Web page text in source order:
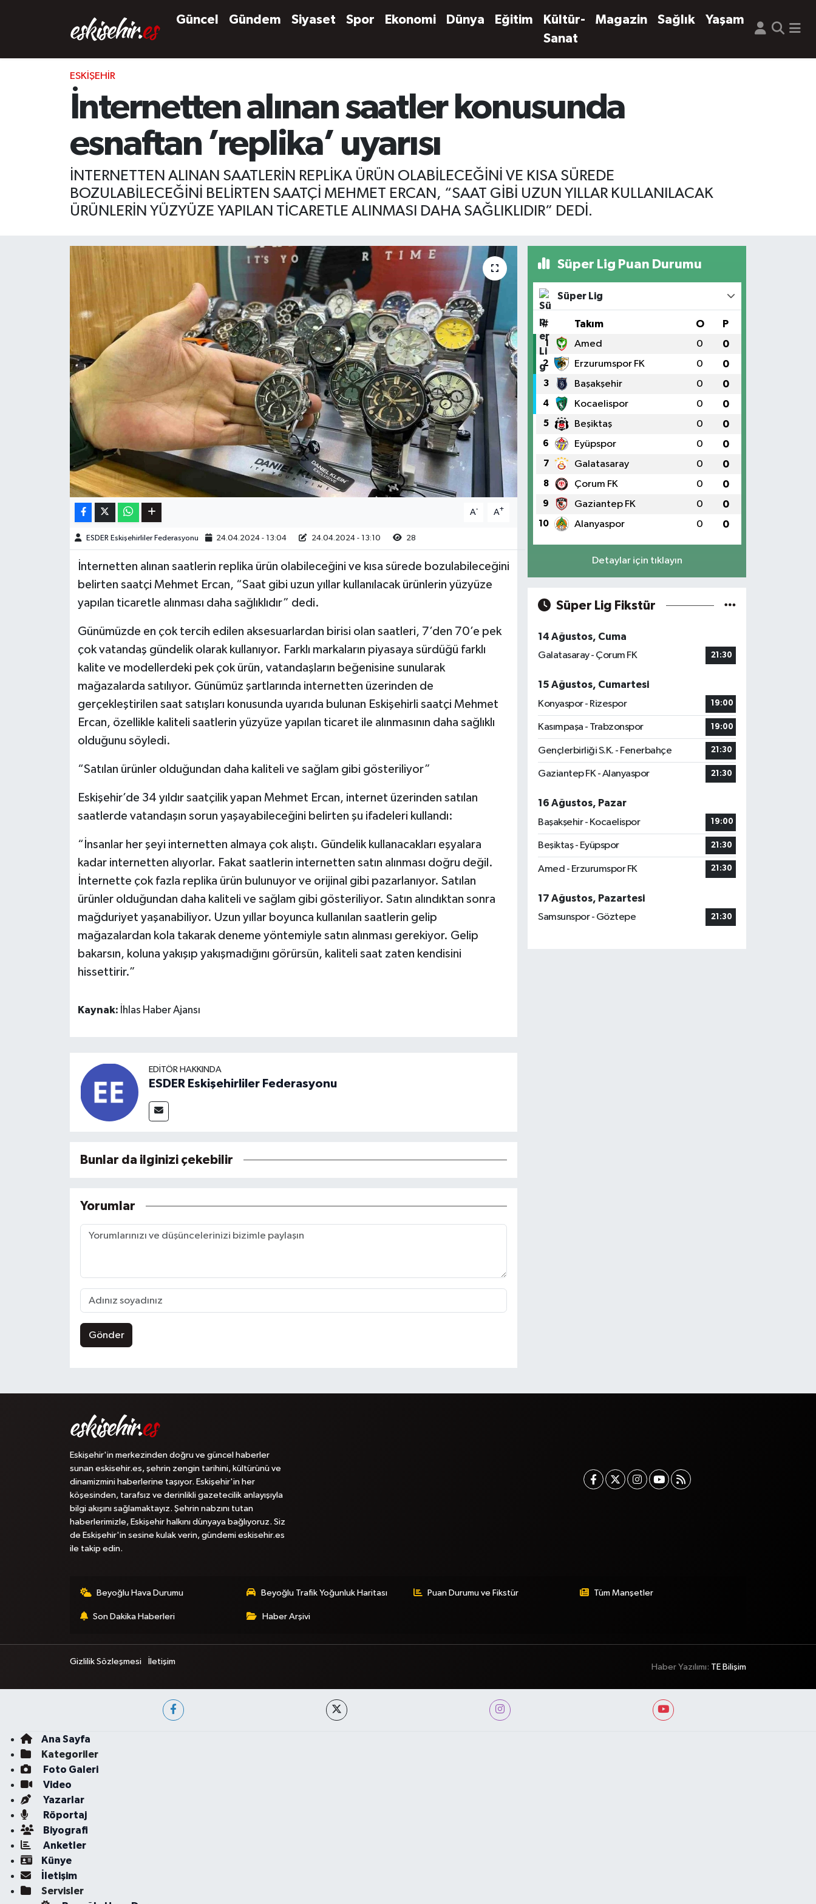
Güncel Gündem Siyaset Spor Ekonomi Dünya Eğitim
Kültür-
Sanat
Magazin Sağlık Yaşam
ESKIŞEHIR
İnternetten alınan saatler konusunda
esnaftan ’replika’ uyarısı
İNTERNETTEN ALINAN SAATLERİN REPLİKA ÜRÜN OLABİLECEĞİNİ VE KISA SÜREDE
BOZULABİLECEĞİNİ BELİRTEN SAATÇİ MEHMET ERCAN, “SAAT GİBİ UZUN YILLAR KULLANILACAK
ÜRÜNLERİN YÜZYÜZE YAPILAN TİCARETLE ALINMASI DAHA SAĞLIKLIDIR” DEDİ.
A- A+
ESDER Eskişehirliler Federasyonu 24.04.2024 - 13:04 24.04.2024 - 13:10 28
İnternetten alınan saatlerin replika ürün olabileceğini ve kısa sürede bozulabileceğini
belirten saatçi Mehmet Ercan, “Saat gibi uzun yıllar kullanılacak ürünlerin yüzyüze
yapılan ticaretle alınması daha sağlıklıdır” dedi.
Günümüzde en çok tercih edilen aksesuarlardan birisi olan saatleri, 7’den 70’e pek
çok vatandaş gündelik olarak kullanıyor. Farklı markaların piyasaya sürdüğü farklı
kalite ve modellerdeki pek çok ürün, vatandaşların beğenisine sunularak
mağazalarda satılıyor. Günümüz şartlarında internetten üzerinden de
gerçekleştirilen saat satışları konusunda uyarıda bulunan Eskişehirli saatçi Mehmet
Ercan, özellikle kaliteli saatlerin yüzyüze yapılan ticaret ile alınmasının daha sağlıklı
olduğunu söyledi.
“Satılan ürünler olduğundan daha kaliteli ve sağlam gibi gösteriliyor”
Eskişehir’de 34 yıldır saatçilik yapan Mehmet Ercan, internet üzerinden satılan
saatlerde vatandaşın sorun yaşayabileceğini belirten şu ifadeleri kullandı:
“İnsanlar her şeyi internetten almaya çok alıştı. Gündelik kullanacakları eşyalara
kadar internetten alıyorlar. Fakat saatlerin internetten satın alınması doğru değil.
İnternette çok fazla replika ürün bulunuyor ve orijinal gibi pazarlanıyor. Satılan
ürünler olduğundan daha kaliteli ve sağlam gibi gösteriliyor. Satın alındıktan sonra
mağduriyet yaşanabiliyor. Uzun yıllar boyunca kullanılan saatlerin gelip
mağazalardan kola takarak deneme yöntemiyle satın alınması gerekiyor. Gelip
bakarsın, koluna yakışıp yakışmadığını görürsün, kaliteli saat zaten kendisini
hissettirir.”
Kaynak: İhlas Haber Ajansı
EDITÖR HAKKINDA
ESDER Eskişehirliler Federasyonu
Bunlar da ilginizi çekebilir
Yorumlar
Gönder
Süper Lig Puan Durumu
Süper Lig
# Takım O P
1 Amed 0 0
2 Erzurumspor FK 0 0
3 Başakşehir 0 0
4 Kocaelispor 0 0
5 Beşiktaş 0 0
6 Eyüpspor 0 0
7 Galatasaray 0 0
8 Çorum FK 0 0
9 Gaziantep FK 0 0
10 Alanyaspor 0 0
Detaylar için tıklayın
Süper Lig Fikstür
14 Ağustos, Cuma
Galatasaray - Çorum FK
21:30
15 Ağustos, Cumartesi
Konyaspor - Rizespor
19:00
Kasımpaşa - Trabzonspor 19:00
Gençlerbirliği S.K. - Fenerbahçe 21:30
Gaziantep FK - Alanyaspor 21:30
16 Ağustos, Pazar
Başakşehir - Kocaelispor
19:00
Beşiktaş - Eyüpspor 21:30
Amed - Erzurumspor FK 21:30
17 Ağustos, Pazartesi
Samsunspor - Göztepe
21:30
Eskişehir'in merkezinden doğru ve güncel haberler
sunan eskisehir.es, şehrin zengin tarihini, kültürünü ve
dinamizmini haberlerine taşıyor. Eskişehir'in her
köşesinden, tarafsız ve derinlikli gazetecilik anlayışıyla
bilgi akışını sağlamaktayız. Şehrin nabzını tutan
haberlerimizle, Eskişehir halkını dünyaya bağlıyoruz. Siz
de Eskişehir'in sesine kulak verin, gündemi eskisehir.es
ile takip edin.
Beyoğlu Hava Durumu Beyoğlu Trafik Yoğunluk Haritası Puan Durumu ve Fikstür Tüm Manşetler
Son Dakika Haberleri Haber Arşivi
Gizlilik Sözleşmesi İletişim
Haber Yazılımı: TE Bilişim
Ana Sayfa
Kategoriler
Foto Galeri
Video
Yazarlar
Röportaj
Biyografi
Anketler
Künye
İletişim
Servisler